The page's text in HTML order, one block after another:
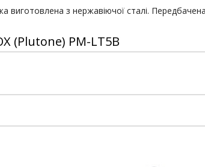
виготовлена з нержавіючої сталі.
(Plutone) PM-LT5B